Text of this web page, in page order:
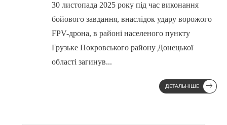
30 листопада 2025 року під час виконання
бойового завдання, внаслідок удару ворожого
FPV-дрона, в районі населеного пункту
Грузьке Покровського району Донецької
області загинув...
ДЕТАЛЬНІШЕ →